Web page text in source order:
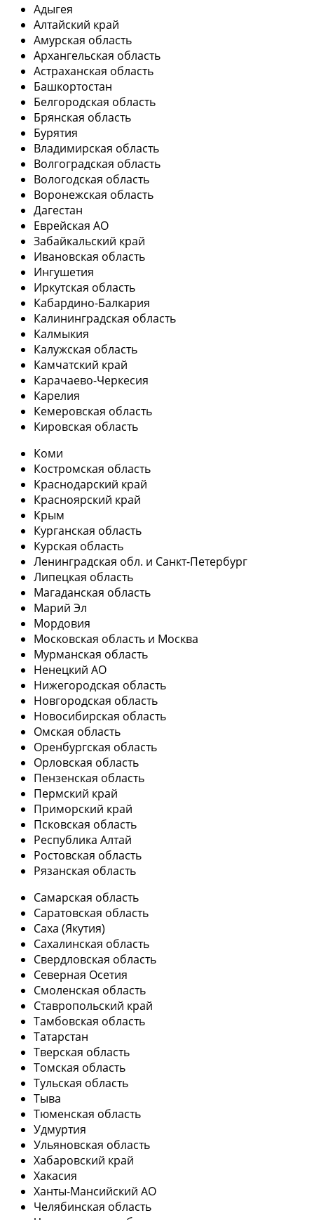
Адыгея
Алтайский край
Амурская область
Архангельская область
Астраханская область
Башкортостан
Белгородская область
Брянская область
Бурятия
Владимирская область
Волгоградская область
Вологодская область
Воронежская область
Дагестан
Еврейская АО
Забайкальский край
Ивановская область
Ингушетия
Иркутская область
Кабардино-Балкария
Калининградская область
Калмыкия
Калужская область
Камчатский край
Карачаево-Черкесия
Карелия
Кемеровская область
Кировская область
Коми
Костромская область
Краснодарский край
Красноярский край
Крым
Курганская область
Курская область
Ленинградская обл. и Санкт-Петербург
Липецкая область
Магаданская область
Марий Эл
Мордовия
Московская область и Москва
Мурманская область
Ненецкий АО
Нижегородская область
Новгородская область
Новосибирская область
Омская область
Оренбургская область
Орловская область
Пензенская область
Пермский край
Приморский край
Псковская область
Республика Алтай
Ростовская область
Рязанская область
Самарская область
Саратовская область
Саха (Якутия)
Сахалинская область
Свердловская область
Северная Осетия
Смоленская область
Ставропольский край
Тамбовская область
Татарстан
Тверская область
Томская область
Тульская область
Тыва
Тюменская область
Удмуртия
Ульяновская область
Хабаровский край
Хакасия
Ханты-Мансийский АО
Челябинская область